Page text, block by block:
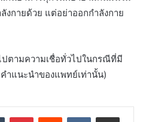
งกายด้วย แต่อย่าออกกำลังกาย
ปตามความเชื่อทั่วไปในกรณีที่มี
ำแนะนำของแพทย์เท่านั้น)
Tumblr PinterestReddit VKontakteShare via Email